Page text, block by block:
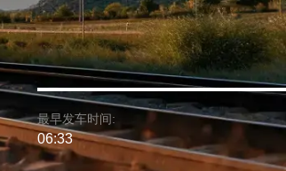
最早发车时间:
06:33